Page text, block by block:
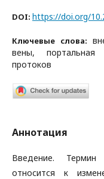
DOI: https://doi.org/
Ключевые слова:
вены, портальная
протоков
Аннотация
Введение. Термин
относится к